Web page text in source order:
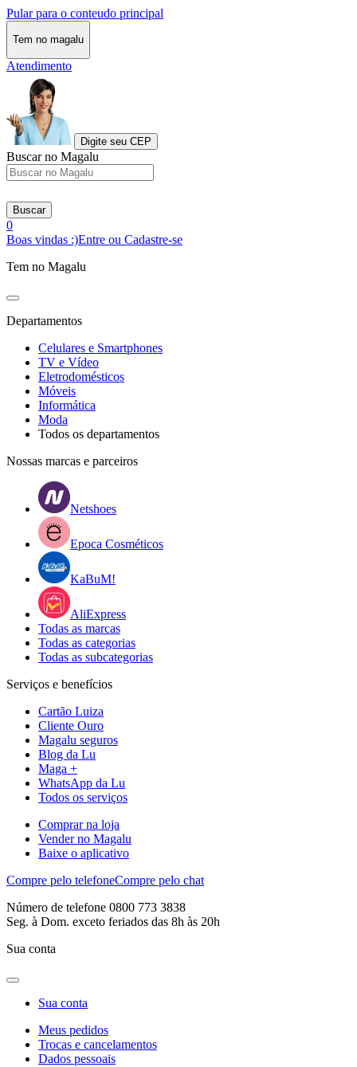
Pular para o conteudo principal
Tem no magalu
Atendimento
Digite seu CEP
Buscar no Magalu
Buscar
0
Boas vindas :)Entre ou Cadastre-se
Tem no Magalu
Departamentos
Celulares e Smartphones
TV e Vídeo
Eletrodomésticos
Móveis
Informática
Moda
Todos os departamentos
Nossas marcas e parceiros
Netshoes
Epoca Cosméticos
KaBuM!
AliExpress
Todas as marcas
Todas as categorias
Todas as subcategorias
Serviços e benefícios
Cartão Luiza
Cliente Ouro
Magalu seguros
Blog da Lu
Maga +
WhatsApp da Lu
Todos os serviços
Comprar na loja
Vender no Magalu
Baixe o aplicativo
Compre pelo telefoneCompre pelo chat
Número de telefone 0800 773 3838
Seg. à Dom. exceto feriados das 8h às 20h
Sua conta
Sua conta
Meus pedidos
Trocas e cancelamentos
Dados pessoais